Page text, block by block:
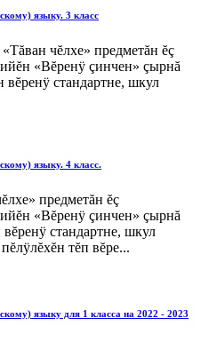
языку. 3 класс
чĕлхе» предметăн ĕç
«Вĕренÿ çинчен» çырнă
стандартне, шкул
языку. 4 класс.
предметăн ĕç
«Вĕренÿ çинчен» çырнă
стандартне, шкул
тĕп вĕре...
языку для 1 класса на 2022 - 2023